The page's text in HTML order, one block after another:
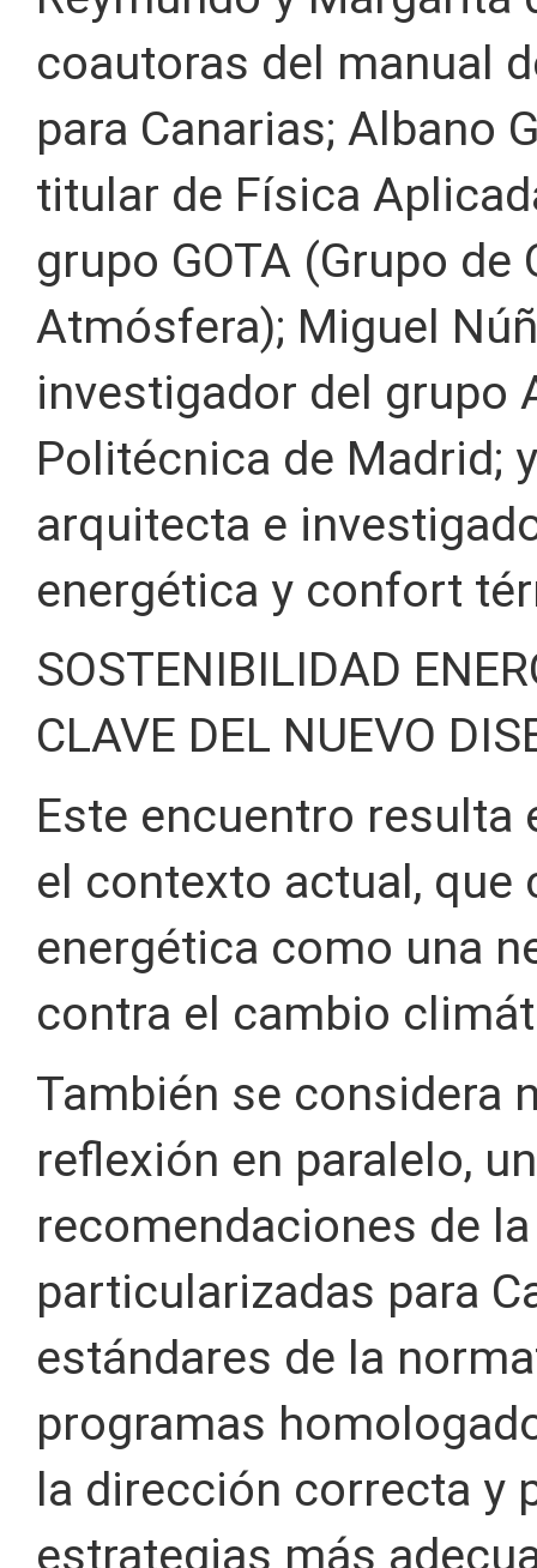
coautoras del manual
para Canarias; Albano
titular de Física
grupo GOTA (Grupo
Atmósfera); Miguel
investigador del grupo
Politécnica de Madrid;
arquitecta e
energética y confort
SOSTENIBILIDAD
CLAVE DEL NUEVO
Este encuentro resulta
el contexto actual,
energética como una
contra el cambio
También se considera
reflexión en paralelo,
recomendaciones de
particularizadas para
estándares de la
programas
la dirección correcta y
estrategias más